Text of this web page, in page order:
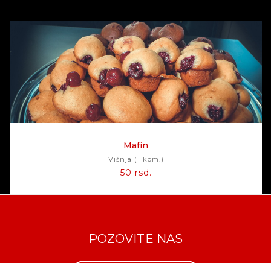
Mafin
Višnja (1 kom.)
50 rsd.
POZOVITE NAS